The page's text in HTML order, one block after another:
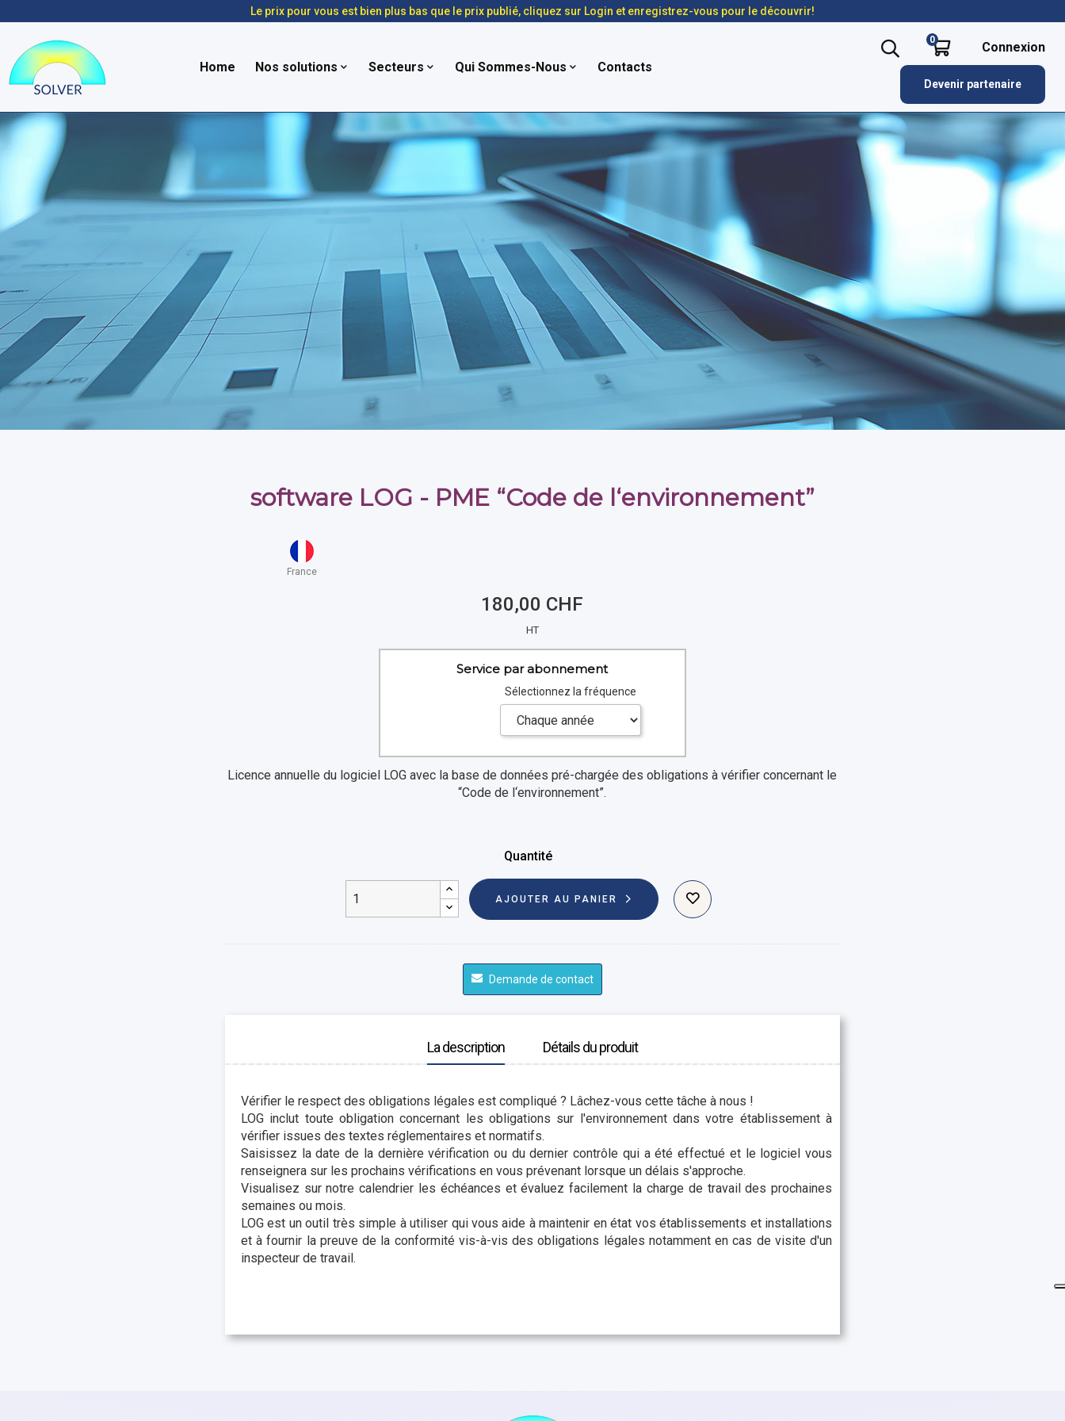
Le prix pour vous est bien plus bas que le prix publié, cliquez sur Login et enregistrez-vous pour le découvrir!
Home Nos solutions Secteurs Qui Sommes-Nous Contacts
0 Connexion
Devenir partenaire
software LOG - PME “Code de l‘environnement”
France
180,00 CHF
HT
Service par abonnement
Sélectionnez la fréquence
Licence annuelle du logiciel LOG avec la base de données pré-chargée des obligations à vérifier concernant le
“Code de l‘environnement”.
Quantité
AJOUTER AU PANIER
Demande de contact
La description Détails du produit
Vérifier le respect des obligations légales est compliqué ? Lâchez-vous cette tâche à nous !
LOG inclut toute obligation concernant les obligations sur l'environnement dans votre établissement à
vérifier issues des textes réglementaires et normatifs.
Saisissez la date de la dernière vérification ou du dernier contrôle qui a été effectué et le logiciel vous
renseignera sur les prochains vérifications en vous prévenant lorsque un délais s'approche.
Visualisez sur notre calendrier les échéances et évaluez facilement la charge de travail des prochaines
semaines ou mois.
LOG est un outil très simple à utiliser qui vous aide à maintenir en état vos établissements et installations
et à fournir la preuve de la conformité vis-à-vis des obligations légales notamment en cas de visite d'un
inspecteur de travail.